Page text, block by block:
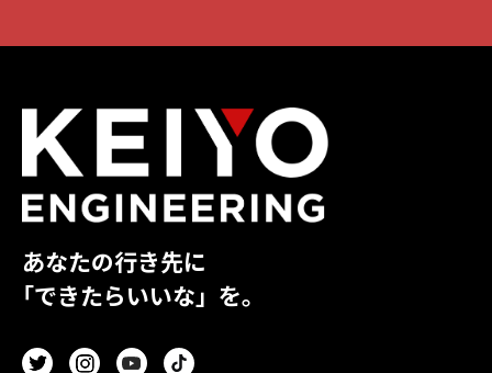
あなたの行き先に
「できたらいいな」を。